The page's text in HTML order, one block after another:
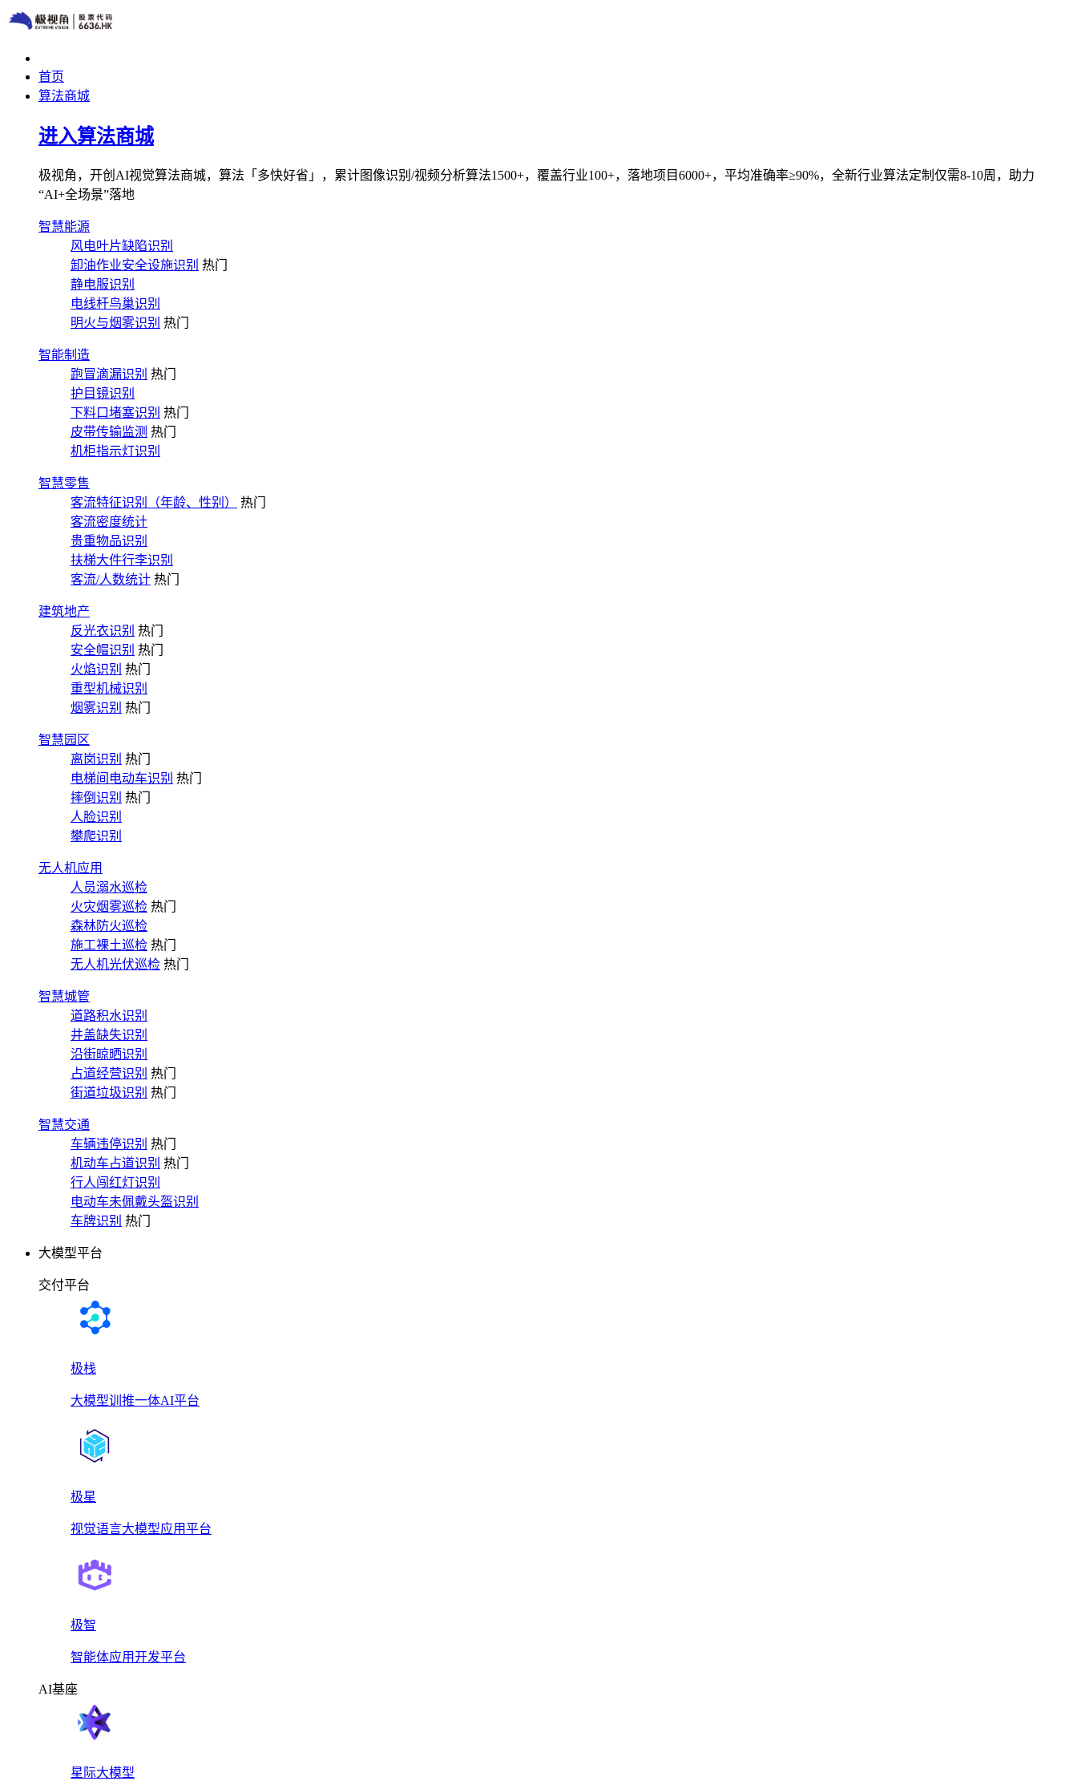
首页
算法商城
进入算法商城
极视角，开创AI视觉算法商城，算法「多快好省」，累计图像识别/视频分析算法1500+，覆盖行业100+，落地项目6000+，平均准确率≥90%，全新行业算法定制仅需8-10周，助力
“AI+全场景”落地
智慧能源
风电叶片缺陷识别
卸油作业安全设施识别 热门
静电服识别
电线杆鸟巢识别
明火与烟雾识别 热门
智能制造
跑冒滴漏识别 热门
护目镜识别
下料口堵塞识别 热门
皮带传输监测 热门
机柜指示灯识别
智慧零售
客流特征识别（年龄、性别）
热门
客流密度统计
贵重物品识别
扶梯大件行李识别
客流/人数统计 热门
建筑地产
反光衣识别 热门
安全帽识别 热门
火焰识别 热门
重型机械识别
烟雾识别 热门
智慧园区
离岗识别 热门
电梯间电动车识别 热门
摔倒识别 热门
人脸识别
攀爬识别
无人机应用
人员溺水巡检
火灾烟雾巡检 热门
森林防火巡检
施工裸土巡检 热门
无人机光伏巡检 热门
智慧城管
道路积水识别
井盖缺失识别
沿街晾晒识别
占道经营识别 热门
街道垃圾识别 热门
智慧交通
车辆违停识别 热门
机动车占道识别 热门
行人闯红灯识别
电动车未佩戴头盔识别
车牌识别 热门
大模型平台
交付平台
极栈
大模型训推一体AI平台
极星
视觉语言大模型应用平台
极智
智能体应用开发平台
AI基座
星际大模型